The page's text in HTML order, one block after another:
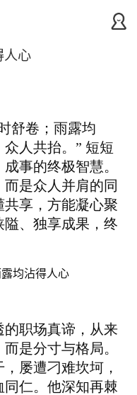
人心
舒卷；雨露均
人共抬。” 短短
事的终极智慧。
是众人并肩的同
享，方能凝心聚
、独享成果，终
职场真谛，从来
是分寸与格局。
屡遭刁难坎坷，
仁。他深知再棘